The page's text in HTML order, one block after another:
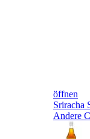
öffnen
Sriracha
Andere